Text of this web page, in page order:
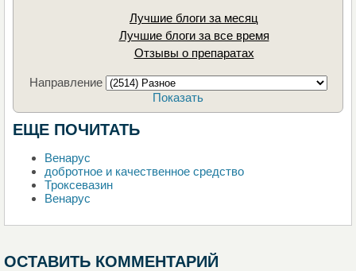
Лучшие блоги за месяц
Лучшие блоги за все время
Отзывы о препаратах
Направление
Показать
ЕЩЕ ПОЧИТАТЬ
Венарус
добротное и качественное средство
Троксевазин
Венарус
ОСТАВИТЬ КОММЕНТАРИЙ